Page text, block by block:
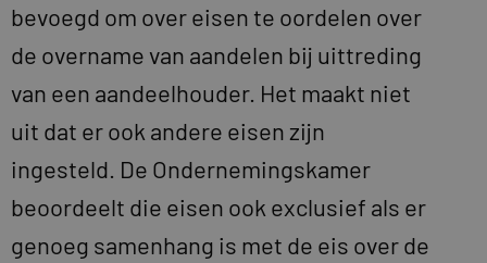
bevoegd om over eisen te oordelen over
de overname van aandelen bij uittreding
van een aandeelhouder. Het maakt niet
uit dat er ook andere eisen zijn
ingesteld. De Ondernemingskamer
beoordeelt die eisen ook exclusief als er
genoeg samenhang is met de eis over de